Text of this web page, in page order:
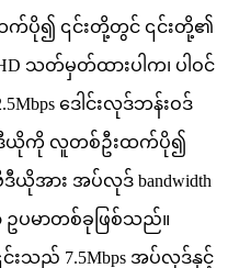
ကပ၍ ၎ငတတင ၎ငတ၏
သတမတထပ က၊ ပ ဝင
.5Mbps ဒ ငလဒဘနဝဒ
ယက လတစဦထကပ၍
ဒယအ အပလဒ bandwidth
ဥပမတစခ ဖစသည။
ငသည 7.5Mbps အပလဒနင